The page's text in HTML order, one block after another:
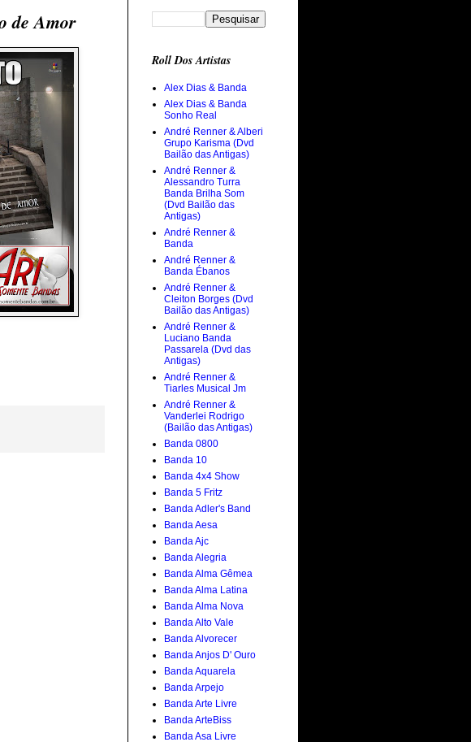
de Amor
Roll Dos Artistas
Alex Dias & Banda
Alex Dias & Banda
Sonho Real
André Renner & Alberi
Grupo Karisma (Dvd
Bailão das Antigas)
André Renner &
Alessandro Turra
Banda Brilha Som
(Dvd Bailão das
Antigas)
André Renner &
Banda
André Renner &
Banda Ébanos
André Renner &
Cleiton Borges (Dvd
Bailão das Antigas)
André Renner &
Luciano Banda
Passarela (Dvd das
Antigas)
André Renner &
Tiarles Musical Jm
André Renner &
Vanderlei Rodrigo
(Bailão das Antigas)
Banda 0800
Banda 10
Banda 4x4 Show
Banda 5 Fritz
Banda Adler's Band
Banda Aesa
Banda Ajc
Banda Alegria
Banda Alma Gêmea
Banda Alma Latina
Banda Alma Nova
Banda Alto Vale
Banda Alvorecer
Banda Anjos D' Ouro
Banda Aquarela
Banda Arpejo
Banda Arte Livre
Banda ArteBiss
Banda Asa Livre